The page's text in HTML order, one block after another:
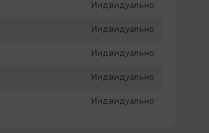
Индвидуально
Индвидуально
Индвидуально
Индвидуально
Индвидуально